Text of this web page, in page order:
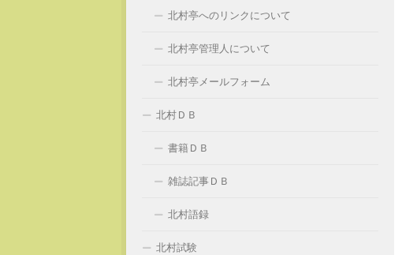
北村亭へのリンクについて
北村亭管理人について
北村亭メールフォーム
北村ＤＢ
書籍ＤＢ
雑誌記事ＤＢ
北村語録
北村試験